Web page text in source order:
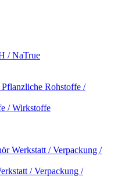
/ NaTrue
Pflanzliche Rohstoffe /
/ Wirkstoffe
Werkstatt / Verpackung /
/ Verpackung /